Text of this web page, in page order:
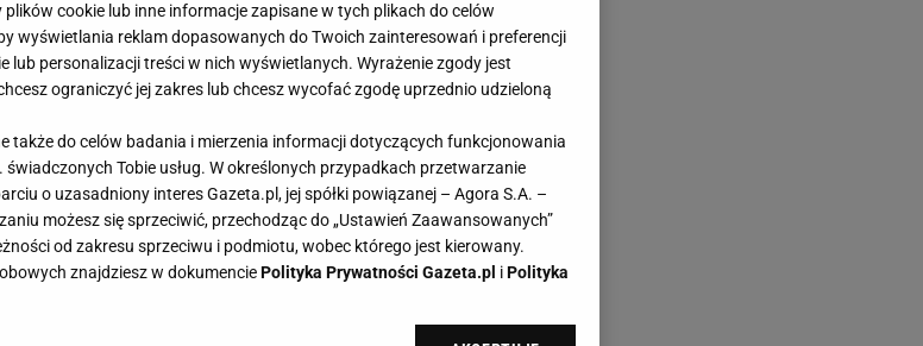
cookie lub inne informacje zapisane w tych plikach do celów
wyświetlania reklam dopasowanych do Twoich zainteresowań i preferencji
lub personalizacji treści w nich wyświetlanych. Wyrażenie zgody jest
ograniczyć jej zakres lub chcesz wycofać zgodę uprzednio udzieloną
także do celów badania i mierzenia informacji dotyczących funkcjonowania
Tobie usług. W określonych przypadkach przetwarzanie
o uzasadniony interes Gazeta.pl, jej spółki powiązanej – Agora S.A. –
możesz się sprzeciwić, przechodząc do „Ustawień Zaawansowanych”
od zakresu sprzeciwu i podmiotu, wobec którego jest kierowany.
znajdziesz w dokumenciePolityka Prywatności Gazeta.pl iPolityka